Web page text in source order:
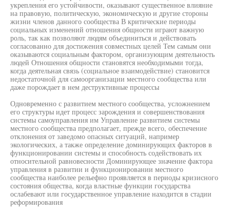
укрепления его устойчивости, оказывают существенное влияние
на правовую, политическую, экономическую и другие стороны
жизни членов данного сообщества В критические периоды
социальных изменений отношения общности играют важную
роль, так как позволяют людям объединиться и действовать
согласованно для достижения совместных целей Тем самым они
оказываются социальным фактором, организующим деятельность
людей Отношения общности становятся необходимыми тогда,
когда деятельная связь (социальное взаимодействие) становится
недостаточной для самоорганизации местного сообщества или
даже порождает в нем деструктивные процессы
Одновременно с развитием местного сообщества, усложнением
его структуры идет процесс зарождения и совершенствования
системы самоуправления им Управление развитием системы
местного сообщества предполагает, прежде всего, обеспечение
отклонения от заведомо опасных ситуаций, например
экологических, а также определение доминирующих факторов в
функционировании системы и способность содействовать их
относительной равновесности Доминирующее значение фактора
управления в развитии и функционировании местного
сообщества наиболее рельефно проявляется в периоды кризисного
состояния общества, когда властные функции государства
ослабевают или государственное управление находится в стадии
реформирования